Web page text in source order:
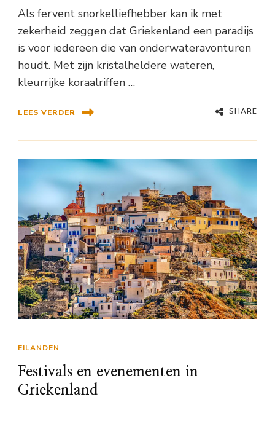
Als fervent snorkelliefhebber kan ik met
zekerheid zeggen dat Griekenland een paradijs
is voor iedereen die van onderwateravonturen
houdt. Met zijn kristalheldere wateren,
kleurrijke koraalriffen …
LEES VERDER SHARE
EILANDEN
Festivals en evenementen in
Griekenland